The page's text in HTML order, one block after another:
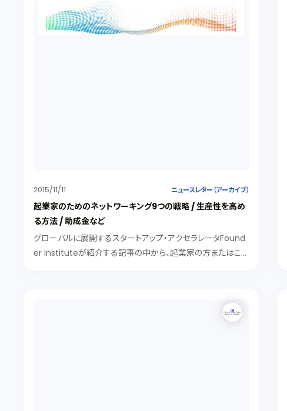
2015/11/11 ニュースレター（アーカイブ）
起業家のためのネットワーキング9つの戦略 / 生産性を高め
る方法 / 助成金など
グローバルに展開するスタートアップ・アクセラレータFound
er Instituteが紹介する記事の中から、起業家の方またはこ